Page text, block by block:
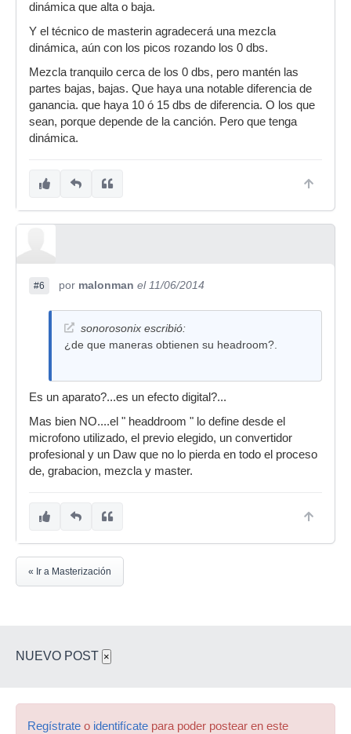
dinámica que alta o baja.
Y el técnico de masterin agradecerá una mezcla
dinámica, aún con los picos rozando los 0 dbs.
Mezcla tranquilo cerca de los 0 dbs, pero mantén las
partes bajas, bajas. Que haya una notable diferencia de
ganancia. que haya 10 ó 15 dbs de diferencia. O los que
sean, porque depende de la canción. Pero que tenga
dinámica.
#6 por malonman el 11/06/2014
sonorosonix escribió:
¿de que maneras obtienen su headroom?.
Es un aparato?...es un efecto digital?...
Mas bien NO....el " headdroom " lo define desde el
microfono utilizado, el previo elegido, un convertidor
profesional y un Daw que no lo pierda en todo el proceso
de, grabacion, mezcla y master.
« Ir a Masterización
NUEVO POST ×
Regístrate o identifícate para poder postear en este